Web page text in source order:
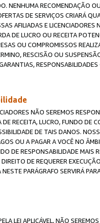
NENHUMA RECOMENDAÇÃO
DE SERVIÇOS CRIARÁ
AFILIADAS E
DE LUCRO OU RECEITA
OU COMPROMISSOS
RESCISÃO OU
NÃO SEREMOS
RECEITA, LUCRO, FUNDO
DE TAIS DANOS.
OU A PAGAR A VOCÊ NO
DE RESPONSABILIDADE
DE REQUERER
PARÁGRAFO SERVIRÁ
LEI APLICÁVEL, NÃO